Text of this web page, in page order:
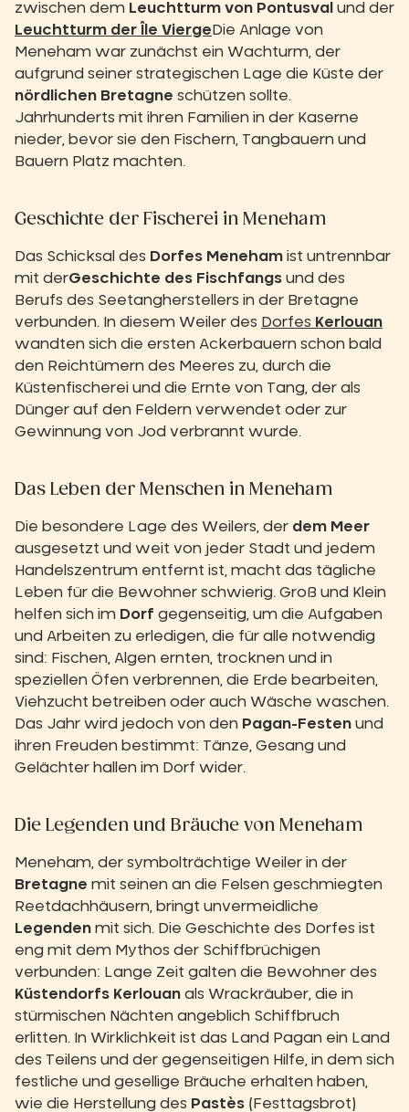
zwischen dem Leuchtturm von Pontusval und der
Leuchtturm der Île Vierge Die Anlage von
Meneham war zunächst ein Wachturm, der
aufgrund seiner strategischen Lage die Küste der
nördlichen Bretagne schützen sollte.
Jahrhunderts mit ihren Familien in der Kaserne
nieder, bevor sie den Fischern, Tangbauern und
Bauern Platz machten.
Geschichte der Fischerei in Meneham
Das Schicksal des Dorfes Meneham ist untrennbar
mit derGeschichte des Fischfangs und des
Berufs des Seetangherstellers in der Bretagne
verbunden. In diesem Weiler des Dorfes Kerlouan
wandten sich die ersten Ackerbauern schon bald
den Reichtümern des Meeres zu, durch die
Küstenfischerei und die Ernte von Tang, der als
Dünger auf den Feldern verwendet oder zur
Gewinnung von Jod verbrannt wurde.
Das Leben der Menschen in Meneham
Die besondere Lage des Weilers, der dem Meer
ausgesetzt und weit von jeder Stadt und jedem
Handelszentrum entfernt ist, macht das tägliche
Leben für die Bewohner schwierig. Groß und Klein
helfen sich im Dorf gegenseitig, um die Aufgaben
und Arbeiten zu erledigen, die für alle notwendig
sind: Fischen, Algen ernten, trocknen und in
speziellen Öfen verbrennen, die Erde bearbeiten,
Viehzucht betreiben oder auch Wäsche waschen.
Das Jahr wird jedoch von den Pagan-Festen und
ihren Freuden bestimmt: Tänze, Gesang und
Gelächter hallen im Dorf wider.
Die Legenden und Bräuche von Meneham
Meneham, der symbolträchtige Weiler in der
Bretagne mit seinen an die Felsen geschmiegten
Reetdachhäusern, bringt unvermeidliche
Legenden mit sich. Die Geschichte des Dorfes ist
eng mit dem Mythos der Schiffbrüchigen
verbunden: Lange Zeit galten die Bewohner des
Küstendorfs Kerlouan als Wrackräuber, die in
stürmischen Nächten angeblich Schiffbruch
erlitten. In Wirklichkeit ist das Land Pagan ein Land
des Teilens und der gegenseitigen Hilfe, in dem sich
festliche und gesellige Bräuche erhalten haben,
wie die Herstellung des Pastès (Festtagsbrot)